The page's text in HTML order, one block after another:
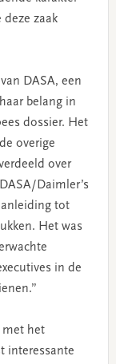
zaak
DASA, een
belang in
dossier. Het
overige
over
Daimler’s
tot
Het was
in de
met het
interessante